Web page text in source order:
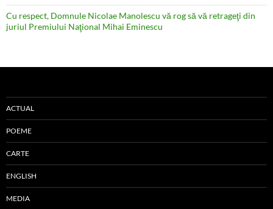
Cu respect, Domnule Nicolae Manolescu vă rog să vă retrageţi din
juriul Premiului Naţional Mihai Eminescu
ACTUAL
POEME
CARTE
ENGLISH
MEDIA